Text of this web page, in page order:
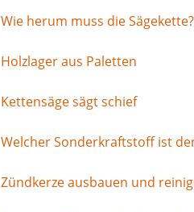
Wie herum muss die Sägekette?
Holzlager aus Paletten
Kettensäge sägt schief
Welcher Sonderkraftstoff ist
Zündkerze ausbauen und